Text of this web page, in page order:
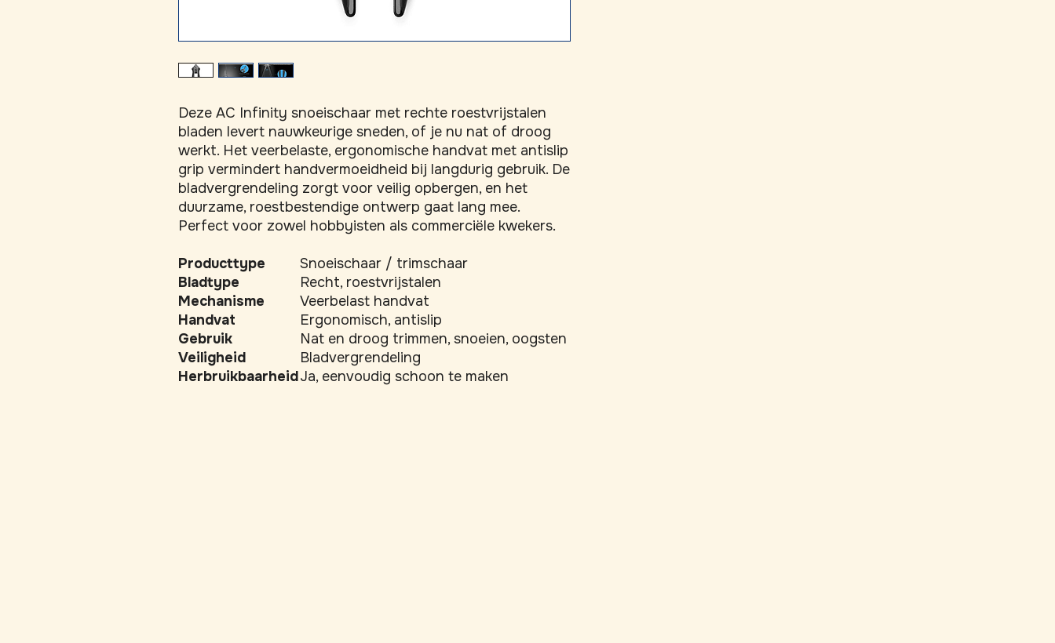
Deze AC Infinity snoeischaar met rechte roestvrijstalen
bladen levert nauwkeurige sneden, of je nu nat of droog
werkt. Het veerbelaste, ergonomische handvat met antislip
grip vermindert handvermoeidheid bij langdurig gebruik. De
bladvergrendeling zorgt voor veilig opbergen, en het
duurzame, roestbestendige ontwerp gaat lang mee.
Perfect voor zowel hobbyisten als commerciële kwekers.
Producttype
Snoeischaar / trimschaar
Bladtype
Recht, roestvrijstalen
Mechanisme
Veerbelast handvat
Handvat
Ergonomisch, antislip
Gebruik
Nat en droog trimmen, snoeien, oogsten
Veiligheid
Bladvergrendeling
HerbruikbaarheidJa, eenvoudig schoon te maken